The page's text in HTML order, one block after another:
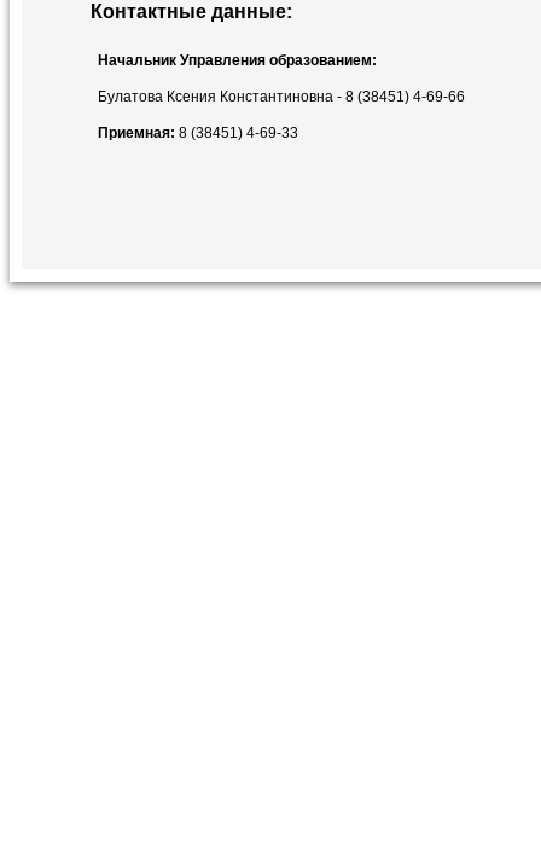
Контактные данные:
Начальник Управления образованием:
Булатова Ксения Константиновна - 8 (38451) 4-69-66
Приемная: 8 (38451) 4-69-33